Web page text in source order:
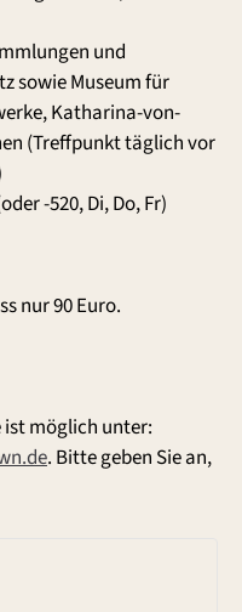
und
sowie Museum für
Katharina-von-
(Treffpunkt täglich vor
-520, Di, Do, Fr)
nur 90 Euro.
ist möglich unter:
. Bitte geben Sie an,